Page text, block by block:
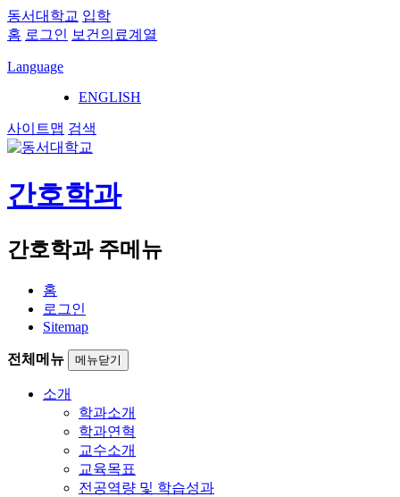
동서대학교 입학
홈 로그인 보건의료계열
Language
ENGLISH
사이트맵 검색
간호학과
간호학과 주메뉴
홈
로그인
Sitemap
전체메뉴 메뉴닫기
소개
학과소개
학과연혁
교수소개
교육목표
전공역량 및 학습성과